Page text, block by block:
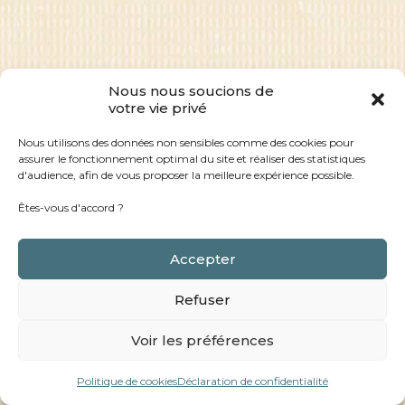
Nous nous soucions de
votre vie privé
Nous utilisons des données non sensibles comme des cookies pour
assurer le fonctionnement optimal du site et réaliser des statistiques
d'audience, afin de vous proposer la meilleure expérience possible.
Êtes-vous d'accord ?
Accepter
Refuser
Voir les préférences
Politique de cookiesDéclaration de confidentialité